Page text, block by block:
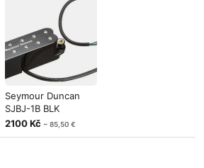
Seymour Duncan
SJBJ-1B BLK
2100 Kč ~ 85,50 €